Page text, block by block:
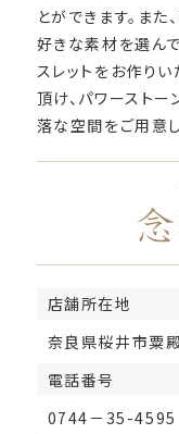
とができます。ま
好きな素材を選ん
スレットをお作り
頂け、パワースト
落な空間をご用意し
店舗所在地
奈良県桜井市粟
電話番号
0744－35-4595